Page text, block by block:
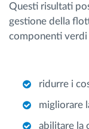
Questi risultati
gestione della
componenti
ridurre i
migliorare
abilitare la